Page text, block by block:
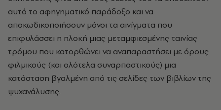
αυτό το αφηγηματικό παράδοξο και να
αποκωδικοποιήσουν μόνοι τα αινίγματα που
επιφυλάσσει η πλοκή μιας μεταμφιεσμένης ταινίας
τρόμου που κατορθώνει να αναπαραστήσει με όρους
φιλμικούς (και ολότελα συναρπαστικούς) μια
κατάσταση βγαλμένη από τις σελίδες των βιβλίων της
ψυχανάλυσης.